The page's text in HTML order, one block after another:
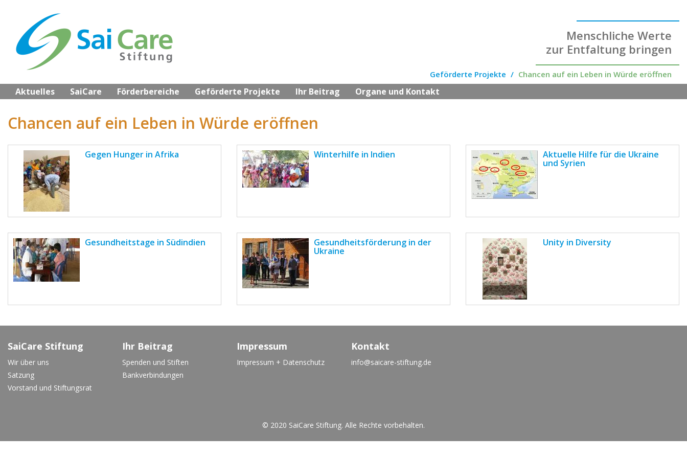
content
Menschliche Werte
zur Entfaltung bringen
Geförderte Projekte Chancen auf ein Leben in Würde eröffnen
Aktuelles SaiCare Förderbereiche Geförderte Projekte Ihr Beitrag Organe und Kontakt
Chancen auf ein Leben in Würde eröffnen
Gegen Hunger in Afrika Winterhilfe in Indien Aktuelle Hilfe für die Ukraine
und Syrien
Gesundheitstage in Südindien Gesundheitsförderung in der
Ukraine
Unity in Diversity
SaiCare Stiftung
Wir über uns
Satzung
Vorstand und Stiftungsrat
Ihr Beitrag
Spenden und Stiften
Bankverbindungen
Impressum
Impressum + Datenschutz
Kontakt
info@saicare-stiftung.de
© 2020 SaiCare Stiftung. Alle Rechte vorbehalten.